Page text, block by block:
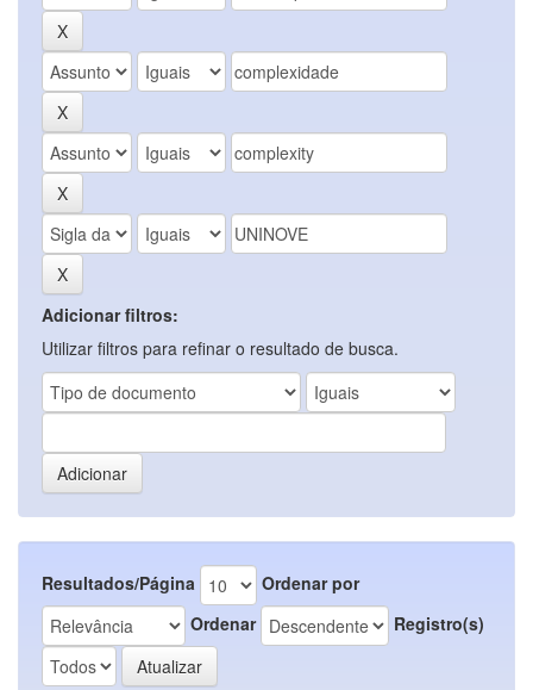
Adicionar filtros:
Utilizar filtros para refinar o resultado de busca.
Resultados/Página
Ordenar por
Ordenar
Registro(s)